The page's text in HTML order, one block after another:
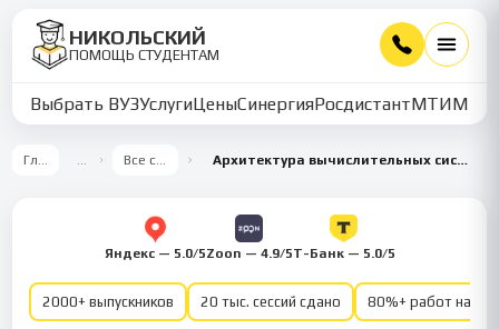
НИКОЛЬСКИЙ
ПОМОЩЬ СТУДЕНТАМ
Выбрать ВУЗУслугиЦеныСинергияРосдистантМТИММУ
Главная … Все семестры Архитектура вычислительных систем и компьютерных сетей. 3 семестр
Яндекс — 5.0/5Zoon — 4.9/5Т-Банк — 5.0/5
2000+ выпускников 20 тыс. сессий сдано 80%+ работ на